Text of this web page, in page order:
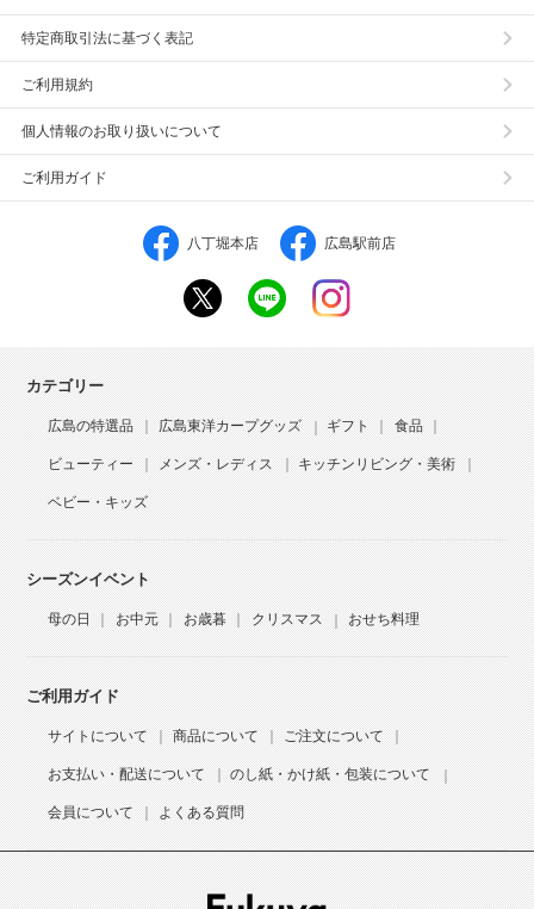
特定商取引法に基づく表記
ご利用規約
個人情報のお取り扱いについて
ご利用ガイド
八丁堀本店 広島駅前店
カテゴリー
広島の特選品 広島東洋カープグッズ ギフト 食品
ビューティー メンズ・レディス キッチンリビング・美術
ベビー・キッズ
シーズンイベント
母の日 お中元 お歳暮 クリスマス おせち料理
ご利用ガイド
サイトについて 商品について ご注文について
お支払い・配送について のし紙・かけ紙・包装について
会員について よくある質問